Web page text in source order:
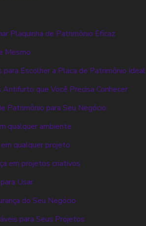
Plaquinha de Patrimônio Eficaz
Mesmo
para Escolher a Placa de Patrimônio Ideal
que Você Precisa Conhecer
Patrimônio para Seu Negócio
qualquer ambiente
qualquer projeto
em projetos criativos
Usar
do Seu Negócio
para Seus Projetos